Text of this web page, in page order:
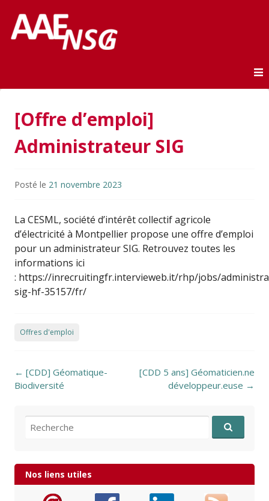
AAE-ENSG
[Offre d’emploi]
Administrateur SIG
Posté le 21 novembre 2023
La CESML, société d’intérêt collectif agricole
d’électricité à Montpellier propose une offre d’emploi
pour un administrateur SIG. Retrouvez toutes les
informations ici
: https://inrecruitingfr.intervieweb.it/rhp/jobs/
sig-hf-35157/fr/
Offres d'emploi
Post navigation
← [CDD] Géomatique-
Biodiversité
[CDD 5 ans] Géomaticien.ne
développeur.euse →
Recherche pour:
Nos liens utiles